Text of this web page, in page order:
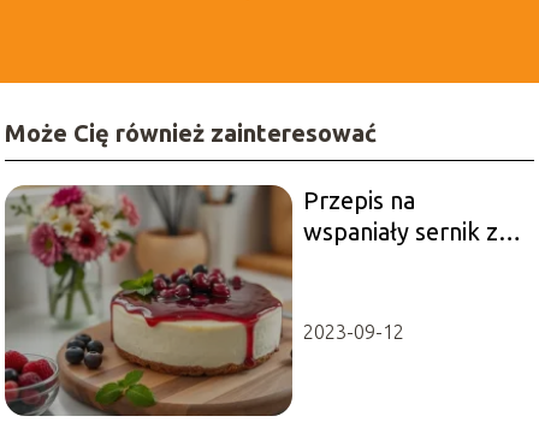
Może Cię również zainteresować
Przepis na
wspaniały sernik z
2023-09-12